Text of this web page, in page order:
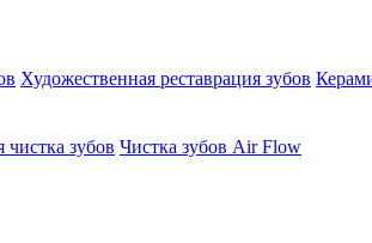
Художественная реставрация зубов
чистка зубов Чистка зубов Air Flow